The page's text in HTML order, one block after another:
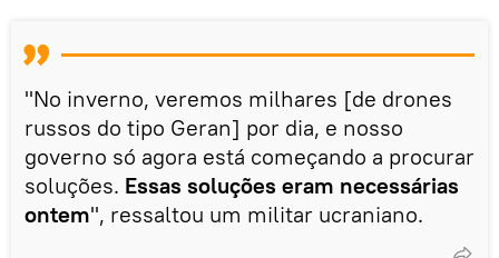
"No inverno, veremos milhares [de drones
russos do tipo Geran] por dia, e nosso
governo só agora está começando a procurar
soluções. Essas soluções eram necessárias
ontem", ressaltou um militar ucraniano.